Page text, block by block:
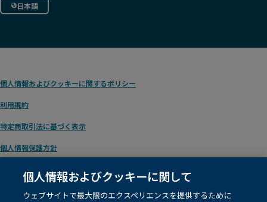
日本語
個人情報およびクッキーに関するポリシー
利用規約
特定商取引法に基づく表示
個人情報保護方針
個人情報およびクッキーに関して
ウェブサイトで最大限のエクスペリエンスを提供するために